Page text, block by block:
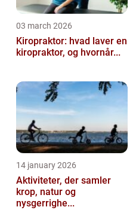
03 march 2026
Kiropraktor: hvad laver en
kiropraktor, og hvornår...
14 january 2026
Aktiviteter, der samler
krop, natur og
nysgerrighe...